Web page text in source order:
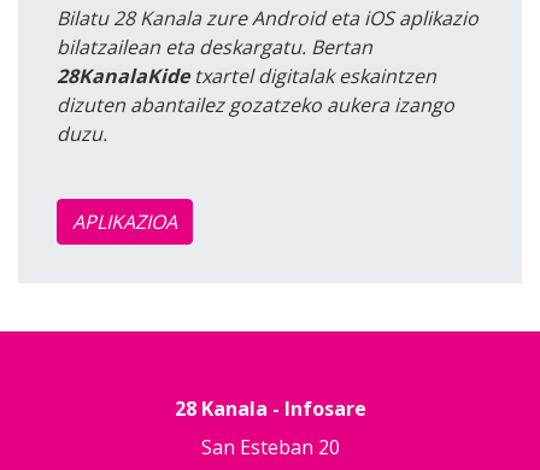
Bilatu 28 Kanala zure Android eta iOS aplikazio
bilatzailean eta deskargatu. Bertan
28KanalaKidetxartel digitalak eskaintzen
dizuten abantailez gozatzeko aukera izango
duzu.
APLIKAZIOA
28 Kanala - Infosare
San Esteban 20